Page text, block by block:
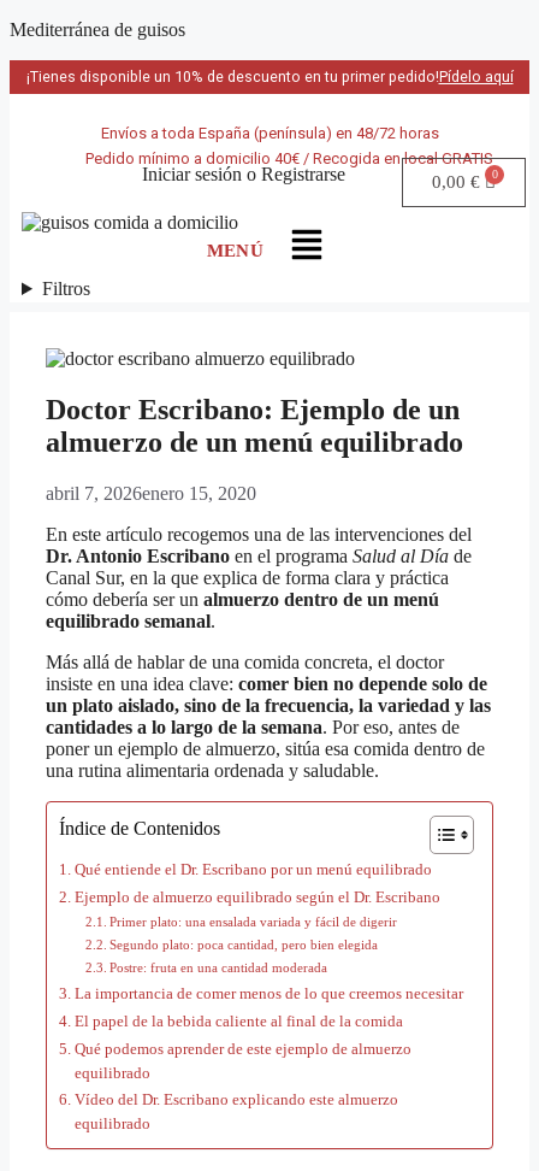
Mediterránea de guisos
¡Tienes disponible un 10% de descuento en tu primer pedido!Pídelo aquí
Envíos a toda España (península) en 48/72 horas
Pedido mínimo a domicilio 40€ / Recogida en local GRATIS
Iniciar sesión o Registrarse 0,00 €
Filtros
Doctor Escribano: Ejemplo de un
almuerzo de un menú equilibrado
abril 7, 2026enero 15, 2020
En este artículo recogemos una de las intervenciones del
Dr. Antonio Escribano en el programa Salud al Día de
Canal Sur, en la que explica de forma clara y práctica
cómo debería ser un almuerzo dentro de un menú
equilibrado semanal.
Más allá de hablar de una comida concreta, el doctor
insiste en una idea clave: comer bien no depende solo de
un plato aislado, sino de la frecuencia, la variedad y las
cantidades a lo largo de la semana. Por eso, antes de
poner un ejemplo de almuerzo, sitúa esa comida dentro de
una rutina alimentaria ordenada y saludable.
Índice de Contenidos
Qué entiende el Dr. Escribano por un menú equilibrado
Ejemplo de almuerzo equilibrado según el Dr. Escribano
Primer plato: una ensalada variada y fácil de digerir
Segundo plato: poca cantidad, pero bien elegida
Postre: fruta en una cantidad moderada
La importancia de comer menos de lo que creemos necesitar
El papel de la bebida caliente al final de la comida
Qué podemos aprender de este ejemplo de almuerzo
equilibrado
Vídeo del Dr. Escribano explicando este almuerzo
equilibrado